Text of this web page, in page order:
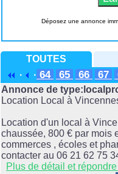
Déposez une annonce
TOUTES
·
· 64 65 66 67
Annonce de
Location Local à
Location d'un local à
chaussée, 800 € par mois
commerces , écoles et
contacter au 06 21 62 75
Plus de détail et